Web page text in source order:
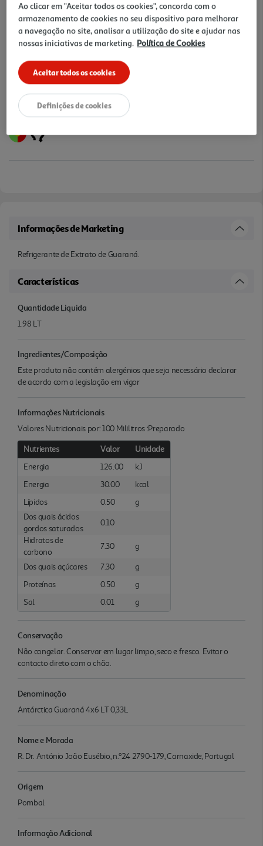
4,99 €
+0,60 € Depósito
Notas de preparação
Informações de Marketing
Refrigerante de Extrato de Guaraná.
Características
Quantidade Liquida
1.98 LT
Ingredientes/Composição
Este produto não contém alergénios que seja necessário declarar
de acordo com a legislação em vigor
Informações Nutricionais
Valores Nutricionais por: 100 Mililitros :Preparado
Nutrientes Valor
Unidade
Energia
126.00
kJ
Energia
30.00
kcal
Lípidos
0.50
g
Dos quais ácidos
gordos saturados
0.10
Hidratos de
carbono
7.30 g
Dos quais açúcares 7.30
g
Proteínas
0.50
g
Sal
0.01 g
Conservação
Não congelar. Conservar em lugar limpo, seco e fresco. Evitar o
contacto direto com o chão.
Denominação
Antárctica Guaraná 4x6 LT 0,33L
Nome e Morada
R. Dr. António João Eusébio, n.º24 2790-179, Carnaxide, Portugal
Origem
Pombal
Informação Adicional
Ao clicar em "Aceitar todos os cookies", concorda com o
armazenamento de cookies no seu dispositivo para melhorar
a navegação no site, analisar a utilização do site e ajudar nas
nossas iniciativas de marketing. Política de Cookies
Aceitar todos os cookies
Definições de cookies